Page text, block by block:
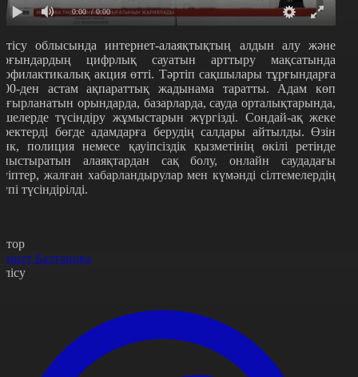
0:00 / 0:00
облысында интернет-алаяқтықтың алдын алу және
цифрлық сауатын арттыру мақсатында
акция өтті. Тәртіп сақшылары тұрғындарға
ден астам ақпараттық жадынама таратты. Адам көп
орындарда, базарларда, сауда орталықтарында,
түсіндіру жұмыстарын жүргізді. Сондай-ақ жеке
бөгде адамдарға берудің салдары айтылды. Өзін
полиция немесе қауіпсіздік қызметінің өкілі ретінде
алаяқтардан сақ болу, онлайн саудадағы
жалған хабарландырулар мен күмәнді сілтемелердің
түсіндірілді.
Балтанова